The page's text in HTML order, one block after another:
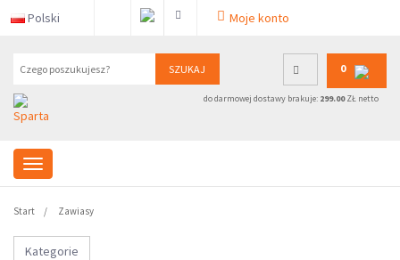
Polski Moje konto
SZUKAJ 0
do darmowej dostawy brakuje: 299.00ZŁ netto
Start Zawiasy
Kategorie